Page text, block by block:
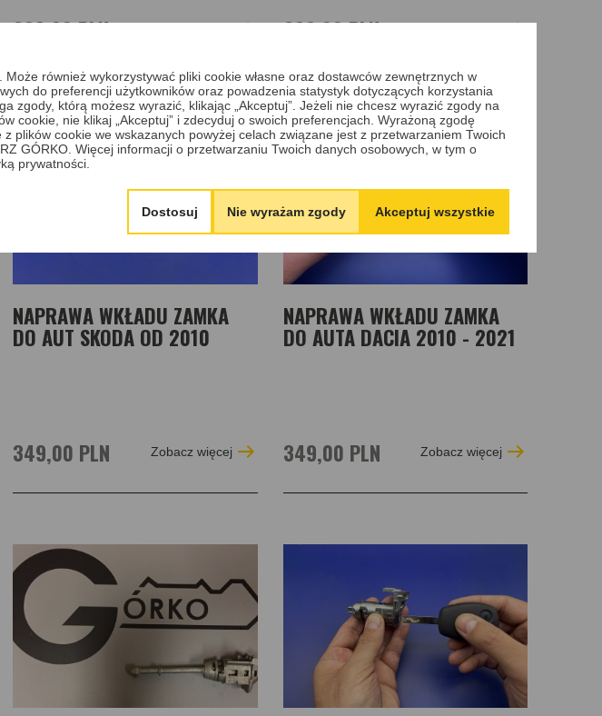
299,00 PLN 299,00 PLN
NAPRAWA WKŁADU ZAMKA
DO AUT SKODA OD 2010
349,00 PLN Zobacz więcej
NAPRAWA WKŁADU ZAMKA
DO AUTA DACIA 2010 - 2021
349,00 PLN Zobacz więcej
również wykorzystywać pliki cookie własne oraz dostawców zewnętrznych w
do preferencji użytkowników oraz powadzenia statystyk dotyczących korzystania
którą możesz wyrazić, klikając „Akceptuj”. Jeżeli nie chcesz wyrazić zgody na
cookie, nie klikaj „Akceptuj” i zdecyduj o swoich preferencjach. Wyrażoną zgodę
cookie we wskazanych powyżej celach związane jest z przetwarzaniem Twoich
GÓRKO. Więcej informacji o przetwarzaniu Twoich danych osobowych, w tym o
prywatności.
Dostosuj Nie wyrażam zgody Akceptuj wszystkie